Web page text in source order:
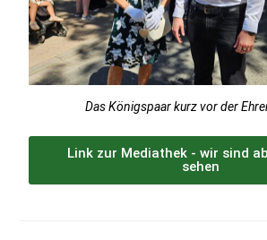
Das Königspaar kurz vor der
Link zur Mediathek - wir sind
sehen